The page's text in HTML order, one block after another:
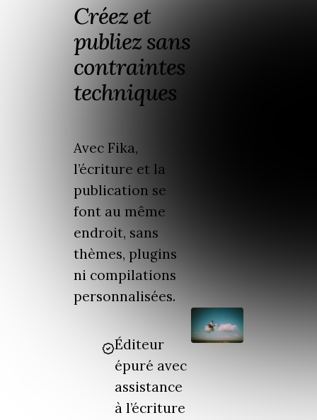
Créez et
publiez sans
contraintes
techniques
Avec Fika,
l’écriture et la
publication se
font au même
endroit, sans
thèmes, plugins
ni compilations
personnalisées.
Éditeur
épuré avec
assistance
à l’écriture